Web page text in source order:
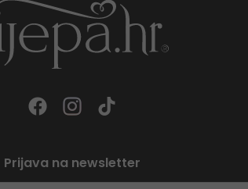
Prijava na newsletter